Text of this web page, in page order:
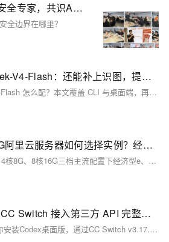
阿里云联动百位企业安全专家，共识Agent防御最佳实践
全边界在哪里？
Codex 接入 DeepSeek-V4-Flash：还能补上识图，提供两套方案
Codex 接入 DeepSeek-V4-Flash 怎么配？本文覆盖 CLI 与桌面端，再用 qwen3-vl-flash 补识图，两套方案可直接照做
2核4G/4核8G/8核16G阿里云服务器如何选择实例？经济型e、通用算力型u2i与计算型c9i选哪个？
本文介绍了阿里云2核4G、4核8G、8核16G三档主流配置下经济型e、通用算力型u2i和计算型c9i三种实例的最新活动价格与适用场景。同配置下三者价差显著，以2核4G为例，经济型e低至599.93元/年，计算型c9i则高达1742.08元/年。文章详细解析了各实例的性能定位：经济型e适合轻负载入门场景，u2i兼顾稳定算力与性价比，c9i凭借第9代至强处理器与芯片级安全能力支撑高性能业务。同时提示用户可叠加满减优惠券享受折上折，建议根据业务负载与预算综合决策。
Codex 桌面版安装 + CC Switch 接入第三方 API 完整教程（2026 最新）
2026最新教程：手把手教你安装Codex桌面版，通过CC Switch v3.17.0一键接入Fenno等国产API（兼容OpenAI Responses格式），跳过账号登录，完整启用代码审查、多步任务与上下文感知功能。零基础友好，全程图文实操。（239字）